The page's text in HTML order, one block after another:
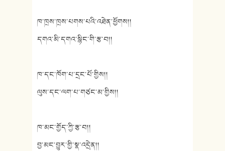
ཁ་ཁྲས་ཁྲས་པགས་པའི་འཐེན་ཕྱོགས།།
དགའ་མི་དགའ་སྙིང་གི་རྩ་བ།།
ཁ་དང་ཁོག་པ་དྲང་པོ་གྱིས།།
ལུས་དང་ལག་པ་གཙང་མ་གྱིས།།
ཁ་མང་གྱོད་ཀྱི་རྩ་བ།།
བྱ་མང་བྱུར་གྱི་སྣ་འདྲེན།།